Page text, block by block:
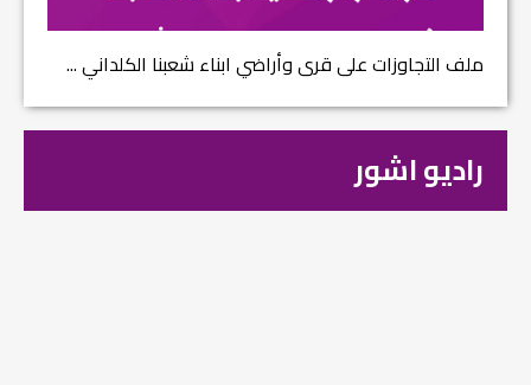
ملف التجاوزات على قرى وأراضي ابناء شعبنا الكلداني ...
راديو اشور